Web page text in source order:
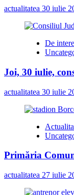
actualitatea 30 iulie
De
Joi, 30 iulie,
actualitatea 30 iulie
Primăria
actualitatea 27 iulie